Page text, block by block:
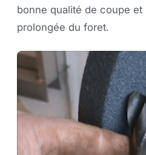
bonne qualité de coupe
prolongée du foret.